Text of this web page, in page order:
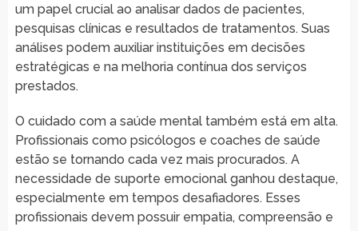
um papel crucial ao analisar dados de pacientes,
pesquisas clínicas e resultados de tratamentos. Suas
análises podem auxiliar instituições em decisões
estratégicas e na melhoria contínua dos serviços
prestados.
O cuidado com a saúde mental também está em alta.
Profissionais como psicólogos e coaches de saúde
estão se tornando cada vez mais procurados. A
necessidade de suporte emocional ganhou destaque,
especialmente em tempos desafiadores. Esses
profissionais devem possuir empatia, compreensão e